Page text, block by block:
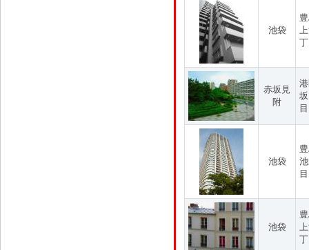
池袋
赤坂見
附
目
池袋
目
池袋